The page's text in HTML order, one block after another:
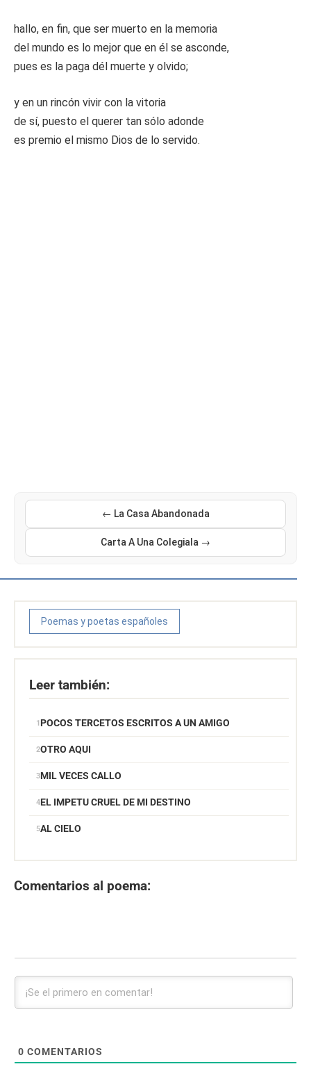
hallo, en fin, que ser muerto en la memoria
del mundo es lo mejor que en él se asconde,
pues es la paga dél muerte y olvido;
y en un rincón vivir con la vitoria
de sí, puesto el querer tan sólo adonde
es premio el mismo Dios de lo servido.
← La Casa Abandonada
Carta A Una Colegiala →
Poemas y poetas españoles
Leer también:
POCOS TERCETOS ESCRITOS A UN AMIGO
OTRO AQUI
MIL VECES CALLO
EL IMPETU CRUEL DE MI DESTINO
AL CIELO
Comentarios al poema:
0 COMENTARIOS